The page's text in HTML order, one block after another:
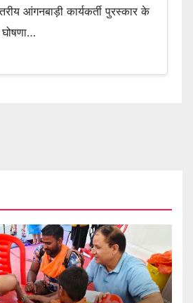
आंगनबाड़ी कार्यकर्ती पुरस्कार के